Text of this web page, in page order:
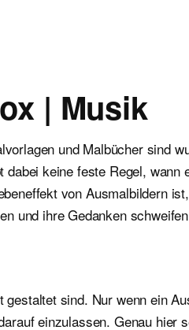
| Musik
und Malbücher sind
keine feste Regel, wann
von Ausmalbildern
und ihre Gedanken
sind. Nur wenn ein
einzulassen. Genau hier